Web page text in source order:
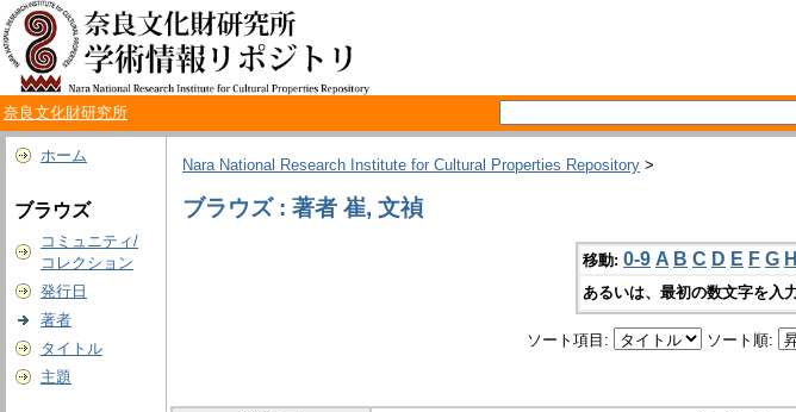
奈良文化財研究所
ホーム
ブラウズ
コミュニティ/
コレクション
発行日
著者
タイトル
主題
Nara National Research Institute for Cultural Properties Repository >
ブラウズ : 著者 崔, 文禎
移動: 0-9 A B C D E F G H
あるいは、最初の数文字を入
ソート項目: ソート順: